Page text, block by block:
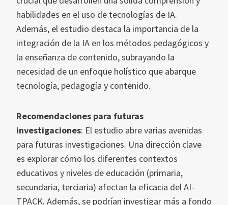
habilidades en el uso de tecnologías de IA.
Además, el estudio destaca la importancia de la
integración de la IA en los métodos pedagógicos y
la enseñanza de contenido, subrayando la
necesidad de un enfoque holístico que abarque
tecnología, pedagogía y contenido.
Recomendaciones para futuras
investigaciones: El estudio abre varias avenidas
para futuras investigaciones. Una dirección clave
es explorar cómo los diferentes contextos
educativos y niveles de educación (primaria,
secundaria, terciaria) afectan la eficacia del AI-
TPACK. Además, se podrían investigar más a fondo